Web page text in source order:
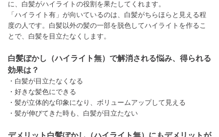
に、白髪がハイライトの役割を果たしてくれます。
「ハイライト有」が向いているのは、白髪がちらほらと見える程
度の人です。白髪以外の髪の一部を脱色してハイライトを作るこ
とで、白髪を目立たなくします。
白髪ぼかし（ハイライト無）で解消される悩み、得られる
効果は？
・白髪が目立たなくなる
・好きな髪色にできる
・髪が立体的な印象になり、ボリュームアップして見える
・髪が伸びてきた時も、白髪が目立たない
デメリット白髪ぼかし（ハイライト無）にもデメリットが